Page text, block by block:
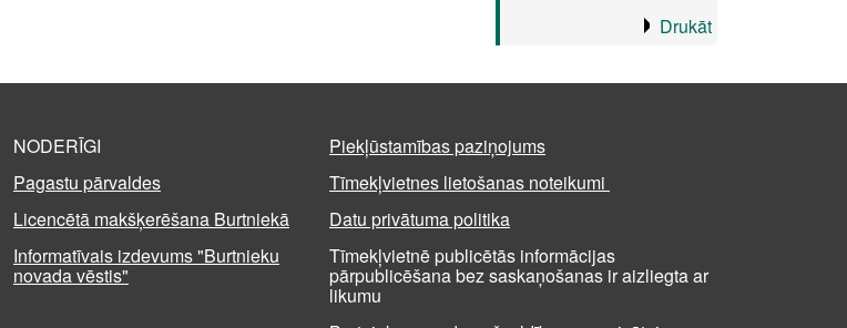
Drukāt
NODERĪGI
Pagastu pārvaldes
Licencētā makšķerēšana Burtniekā
Informatīvais izdevums "Burtnieku
novada vēstis"
Piekļūstamības paziņojums
Tīmekļvietnes lietošanas noteikumi
Datu privātuma politika
Tīmekļvietnē publicētās informācijas
pārpublicēšana bez saskaņošanas ir aizliegta ar
likumu